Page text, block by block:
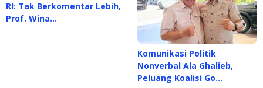
RI: Tak Berkomentar Lebih,
Prof. Wina…
Komunikasi Politik
Nonverbal Ala Ghalieb,
Peluang Koalisi Go…